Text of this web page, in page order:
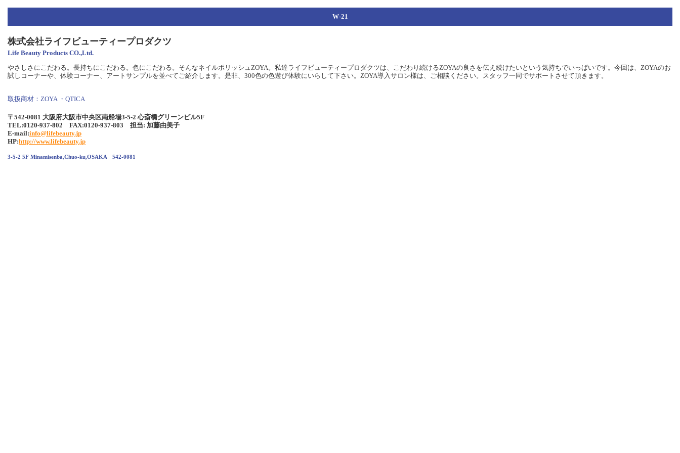
W-21
株式会社ライフビューティープロダクツ
Life Beauty Products CO.,Ltd.
やさしさにこだわる。長持ちにこだわる。色にこだわる。そんなネイルポリッシュZOYA。私達ライフビューティープロダクツは、こだわり続けるZOYAの良さを伝え続けたいという気持ちでいっぱいです。今回は、ZOYAのお
試しコーナーや、体験コーナー、アートサンプルを並べてご紹介します。是非、300色の色遊び体験にいらして下さい。ZOYA導入サロン様は、ご相談ください。スタッフ一同でサポートさせて頂きます。
取扱商材：ZOYA ・QTICA
〒542-0081 大阪府大阪市中央区南船場3-5-2 心斎橋グリーンビル5F
TEL:0120-937-802 FAX:0120-937-803 担当: 加藤由美子
E-mail:info@lifebeauty.jp
HP:http://www.lifebeauty.jp
3-5-2 5F Minamisenba,Chuo-ku,OSAKA 542-0081